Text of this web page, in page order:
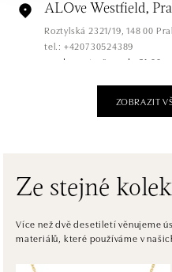
ALOve Westfield,
Roztylská 2321/19, 148 00
tel.: +420730524389
dnes otevřeno do 21:00
ALOve OC Aupark,
ALOve OC Eurovea,
Pribinova 8, 811 09 Bratislava
tel.: +421917090467
ZOBRAZIT
Ze stejné
Více než dvě desetiletí věnujeme
materiálů, které používáme v